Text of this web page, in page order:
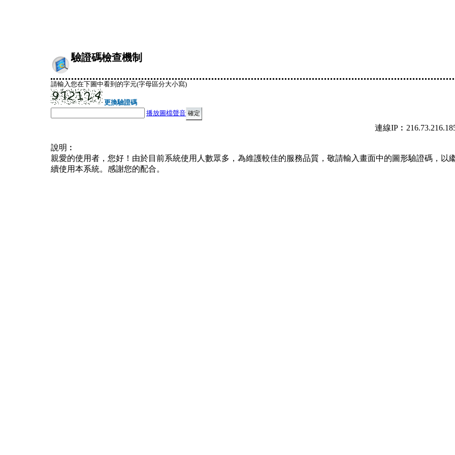
驗證碼檢查機制
請輸入您在下圖中看到的字元(字母區分大小寫)
更換驗證碼
播放圖檔聲音
連線
說明︰
親愛的使用者，您好！由於目前系統使用人數眾多，為維護較佳的服務品質，敬請輸入畫面中的圖形驗證碼，以
續使用本系統。感謝您的配合。